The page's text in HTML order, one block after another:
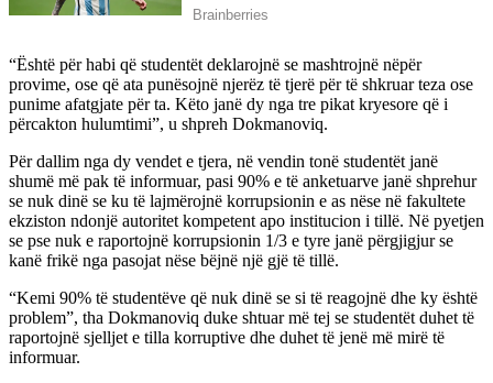
“Është për habi që studentët deklarojnë se mashtrojnë nëpër
provime, ose që ata punësojnë njerëz të tjerë për të shkruar teza ose
punime afatgjate për ta. Këto janë dy nga tre pikat kryesore që i
përcakton hulumtimi”, u shpreh Dokmanoviq.
Për dallim nga dy vendet e tjera, në vendin tonë studentët janë
shumë më pak të informuar, pasi 90% e të anketuarve janë shprehur
se nuk dinë se ku të lajmërojnë korrupsionin e as nëse në fakultete
ekziston ndonjë autoritet kompetent apo institucion i tillë. Në pyetjen
se pse nuk e raportojnë korrupsionin 1/3 e tyre janë përgjigjur se
kanë frikë nga pasojat nëse bëjnë një gjë të tillë.
“Kemi 90% të studentëve që nuk dinë se si të reagojnë dhe ky është
problem”, tha Dokmanoviq duke shtuar më tej se studentët duhet të
raportojnë sjelljet e tilla korruptive dhe duhet të jenë më mirë të
informuar.